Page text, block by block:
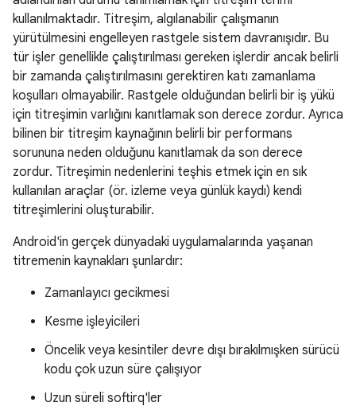
kullanılmaktadır. Titreşim, algılanabilir çalışmanın
yürütülmesini engelleyen rastgele sistem davranışıdır. Bu
tür işler genellikle çalıştırılması gereken işlerdir ancak belirli
bir zamanda çalıştırılmasını gerektiren katı zamanlama
koşulları olmayabilir. Rastgele olduğundan belirli bir iş yükü
için titreşimin varlığını kanıtlamak son derece zordur. Ayrıca
bilinen bir titreşim kaynağının belirli bir performans
sorununa neden olduğunu kanıtlamak da son derece
zordur. Titreşimin nedenlerini teşhis etmek için en sık
kullanılan araçlar (ör. izleme veya günlük kaydı) kendi
titreşimlerini oluşturabilir.
Android'in gerçek dünyadaki uygulamalarında yaşanan
titremenin kaynakları şunlardır:
Zamanlayıcı gecikmesi
Kesme işleyicileri
Öncelik veya kesintiler devre dışı bırakılmışken sürücü
kodu çok uzun süre çalışıyor
Uzun süreli softirq'ler